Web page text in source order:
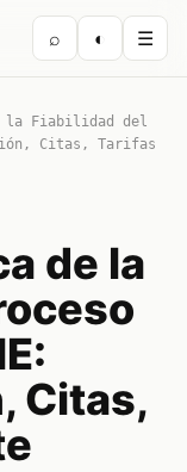
⌕ ◐ ☰
la Fiabilidad del
Citas, Tarifas
de la
Citas,